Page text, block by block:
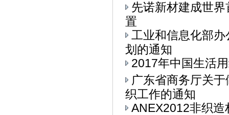
先诺新材建成世
置
工业和信息化部办
划的通知
2017年中国生活
广东省商务厅关
织工作的通知
ANEX2012非织